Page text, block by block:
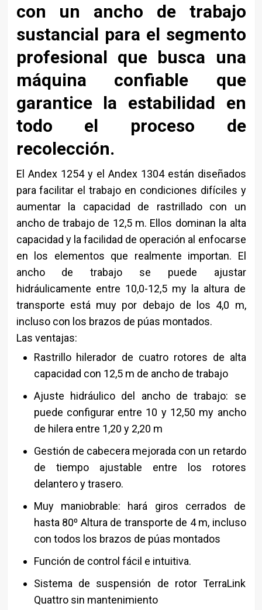
con un ancho de trabajo
sustancial para el segmento
profesional que busca una
máquina confiable que
garantice la estabilidad en
todo el proceso de
recolección.
El Andex 1254 y el Andex 1304 están diseñados
para facilitar el trabajo en condiciones difíciles y
aumentar la capacidad de rastrillado con un
ancho de trabajo de 12,5 m. Ellos dominan la alta
capacidad y la facilidad de operación al enfocarse
en los elementos que realmente importan. El
ancho de trabajo se puede ajustar
hidráulicamente entre 10,0-12,5 my la altura de
transporte está muy por debajo de los 4,0 m,
incluso con los brazos de púas montados.
Las ventajas:
Rastrillo hilerador de cuatro rotores de alta
capacidad con 12,5 m de ancho de trabajo
Ajuste hidráulico del ancho de trabajo: se
puede configurar entre 10 y 12,50 my ancho
de hilera entre 1,20 y 2,20 m
Gestión de cabecera mejorada con un retardo
de tiempo ajustable entre los rotores
delantero y trasero.
Muy maniobrable: hará giros cerrados de
hasta 80⁰ Altura de transporte de 4 m, incluso
con todos los brazos de púas montados
Función de control fácil e intuitiva.
Sistema de suspensión de rotor TerraLink
Quattro sin mantenimiento